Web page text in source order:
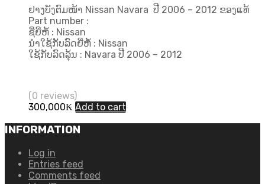
ຢາງບັງຕົມໜ້າ Nissan Navara ປີ 2006 – 2012 ຂອງແທ້
Part number :
ຊື່ຍີ່ຫໍ້ : Nissan
ນຳໃຊ້ກັບລົດຍີ່ຫໍ້ : Nissan
ໃຊ້ກັບລົດລຸ້ນ : Navara ປີ​ 2006 – 2012
(0 reviews)
300,000₭ Add to cart
INFORMATION
Log in
Entries feed
Comments feed